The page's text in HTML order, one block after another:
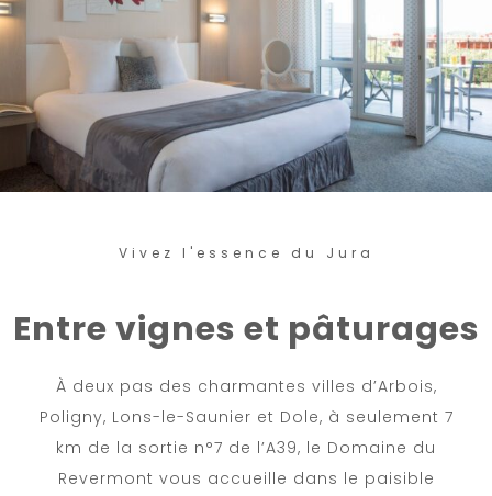
Vivez l'essence du Jura
Entre vignes et pâturages
À deux pas des charmantes villes d’Arbois,
Poligny, Lons-le-Saunier et Dole, à seulement 7
km de la sortie n°7 de l’A39, le Domaine du
Revermont vous accueille dans le paisible